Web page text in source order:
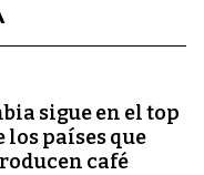
sigue en el top
los países que
café